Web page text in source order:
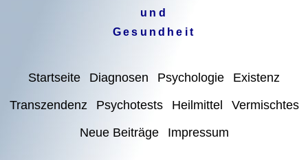
und
Gesundheit
Startseite Diagnosen Psychologie
Existenz
Transzendenz
Psychotests Heilmittel
Vermischtes
Neue Beiträge
Impressum